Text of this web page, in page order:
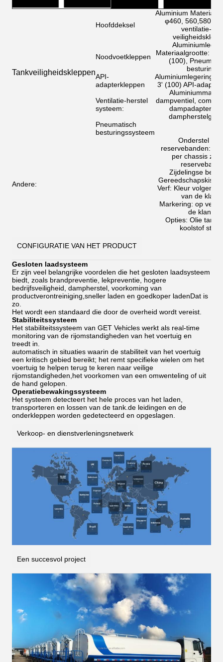
Tankveiligheidskleppen
Hoofddeksel
Aluminium Materiaal
φ460, 560,580
ventilatie- en
Noodvoetkleppen
Materiaalgrootte: 2 "
(100),
besturing
API-
adapterkleppen
3' (100) API-
Ventilatie-herstel
systeem:
dampventiel,
Pneumatisch
besturingssysteem
Andere:
Onderstel
reservebanden:
per chassis
reserveband.
Zijdelingse
Gereedschapskist:
Verf: Kleur volgens
van de klant.
Markering: op
de klant.
Opties: Olie tank:
koolstof staal.
CONFIGURATIE VAN HET PRODUCT
Gesloten laadsysteem
Er zijn veel belangrijke voordelen die het gesloten laadsysteem
biedt, zoals brandpreventie, lekpreventie, hogere
bedrijfsveiligheid, dampherstel, voorkoming van
productverontreiniging,sneller laden en goedkoper ladenDat is
zo.
Het wordt een standaard die door de overheid wordt vereist.
Stabiliteitssysteem
Het stabiliteitssysteem van GET Vehicles werkt als real-time
monitoring van de rijomstandigheden van het voertuig en
treedt in.
automatisch in situaties waarin de stabiliteit van het voertuig
een kritisch gebied bereikt; het remt specifieke wielen om het
voertuig te helpen terug te keren naar veilige
rijomstandigheden,het voorkomen van een omwenteling of uit
de hand gelopen.
Operatiebewakingssysteem
Het systeem detecteert het hele proces van het laden,
transporteren en lossen van de tank.de leidingen en de
onderkleppen worden gedetecteerd en opgeslagen.
Verkoop- en dienstverleningsnetwerk
Een succesvol project